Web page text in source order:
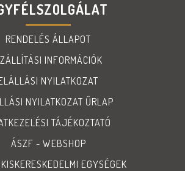
RENDELÉS ÁLLAPOT
INFORMÁCIÓK
NYILATKOZAT
NYILATKOZAT ŰRLAP
TÁJÉKOZTATÓ
ÁSZF - WEBSHOP
EGYSÉGEK